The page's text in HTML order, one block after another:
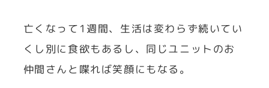
亡くなって1週間、生活は変わらず続いてい
くし別に食欲もあるし、同じユニットのお
仲間さんと喋れば笑顔にもなる。